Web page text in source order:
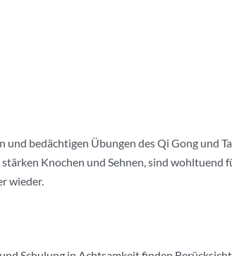
bedächtigen Übungen des Qi Gong und
Knochen und Sehnen, sind wohltuend
wieder.